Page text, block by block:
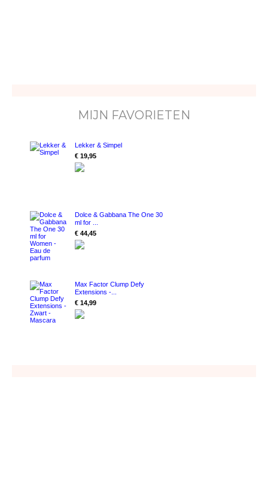
MIJN FAVORIETEN
Lekker & Simpel
€ 19,95
Dolce & Gabbana The One 30
ml for ...
€ 44,45
Max Factor Clump Defy
Extensions -...
€ 14,99